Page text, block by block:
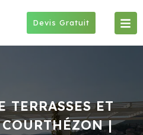
Devis Gratuit
TERRASSES ET
|